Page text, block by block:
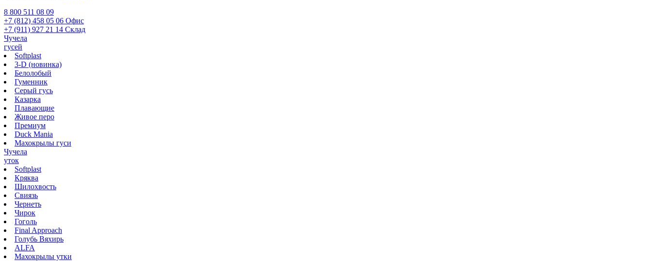
8 800 511 08 09
+7 (812) 458 05 06 Офис
+7 (911) 927 21 14 Склад
Чучела
гусей
Softplast
3-D (новинка)
Белолобый
Гуменник
Серый гусь
Казарка
Плавающие
Живое перо
Премиум
Duck Mania
Махокрылы гуси
Чучела
уток
Softplast
Кряква
Шилохвость
Свиязь
Чернеть
Чирок
Гоголь
Final Approach
Голубь Вяхирь
ALFA
Махокрылы утки